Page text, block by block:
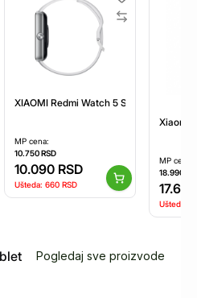
Black sat (BHR9389GL)
XIAOMI Redmi Watch 5 Silver Gray sat
MP cena:
10.750RSD
10.090 RSD
Ušteda: 660 RSD
Xiaomi
MP cena:
18.990
17.670
Ušteda:
Pogledaj sve proizvode